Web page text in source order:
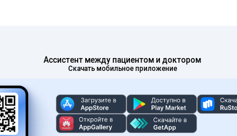
Ассистент между пациентом и доктором
Скачать мобильное приложение